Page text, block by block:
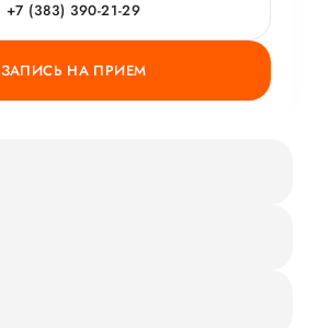
+7 (383) 390-21-29
ЗАПИСЬ НА ПРИЕМ